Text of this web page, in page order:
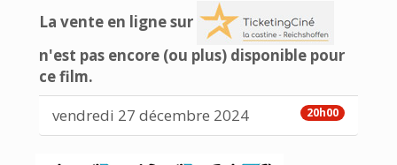
La vente en ligne sur
n'est pas encore (ou plus) disponible pour
ce film.
20h00
vendredi 27 décembre 2024